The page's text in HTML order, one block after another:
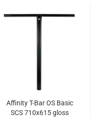
Affinity T-Bar OS Basic
SCS 710x615 gloss